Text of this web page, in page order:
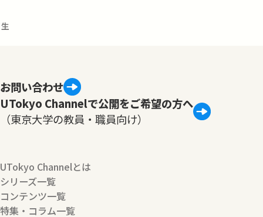
お問い合わせ
UTokyo Channelで公開をご希望の方へ
（東京大学の教員・職員向け）
UTokyo Channelとは
シリーズ一覧
コンテンツ一覧
特集・コラム一覧